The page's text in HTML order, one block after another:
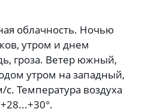
облачность. Ночью
утром и днем
гроза. Ветер южный,
утром на западный,
Температура воздуха